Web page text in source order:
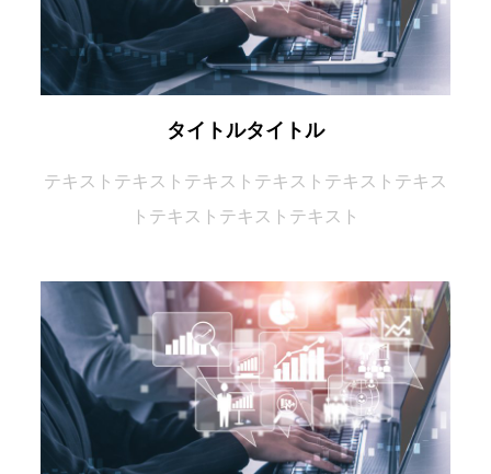
タイトルタイトル
テキスト テキスト テキスト テキスト テキスト テキス
ト テキスト テキスト テキスト